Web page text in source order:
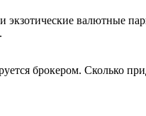
экзотические валютные
брокером. Сколько